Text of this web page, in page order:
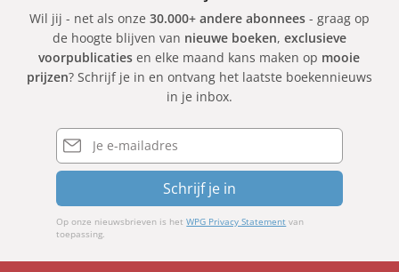
Wil jij - net als onze 30.000+ andere abonnees- graag op
de hoogte blijven van nieuwe boeken, exclusieve
voorpublicaties en elke maand kans maken op mooie
prijzen? Schrijf je in en ontvang het laatste boekennieuws
in je inbox.
E-
mailadres
Schrijf je in
Op onze nieuwsbrieven is hetWPG Privacy Statement van
toepassing.